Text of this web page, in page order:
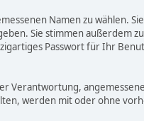
Namen zu wählen.
Sie stimmen außerdem
Passwort für Ihr
Verantwortung,
werden mit oder ohne